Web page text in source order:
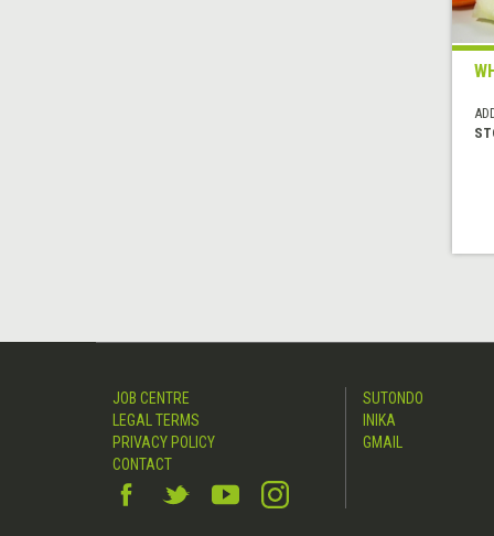
JOB CENTRE
LEGAL TERMS
PRIVACY POLICY
CONTACT
SUTONDO
INIKA
GMAIL